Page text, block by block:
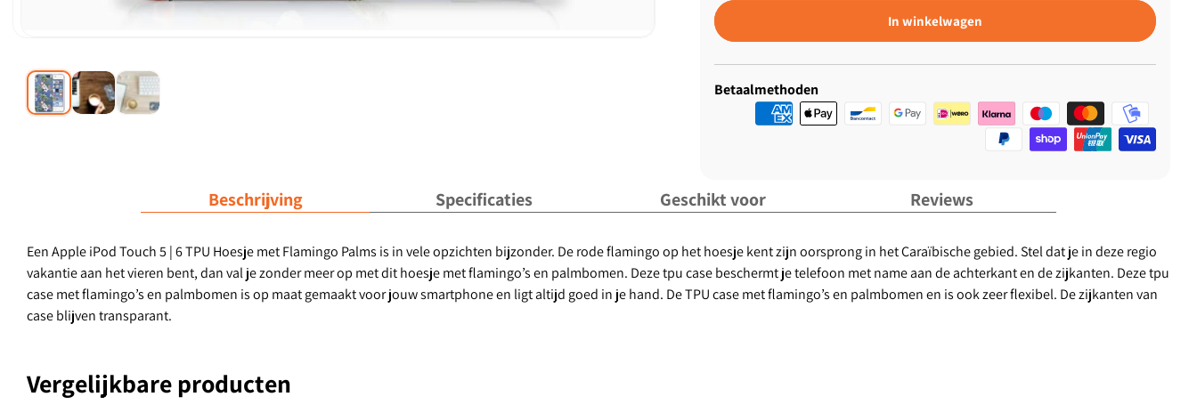
In winkelwagen
Betaalmethoden
Beschrijving Specificaties Geschikt voor Reviews
Een Apple iPod Touch 5 | 6 TPU Hoesje met Flamingo Palms is in vele opzichten bijzonder. De rode flamingo op het hoesje kent zijn oorsprong in het Caraïbische gebied. Stel dat je in deze regio
vakantie aan het vieren bent, dan val je zonder meer op met dit hoesje met flamingo’s en palmbomen. Deze tpu case beschermt je telefoon met name aan de achterkant en de zijkanten. Deze tpu
case met flamingo’s en palmbomen is op maat gemaakt voor jouw smartphone en ligt altijd goed in je hand. De TPU case met flamingo’s en palmbomen en is ook zeer flexibel. De zijkanten van
case blijven transparant.
Vergelijkbare producten